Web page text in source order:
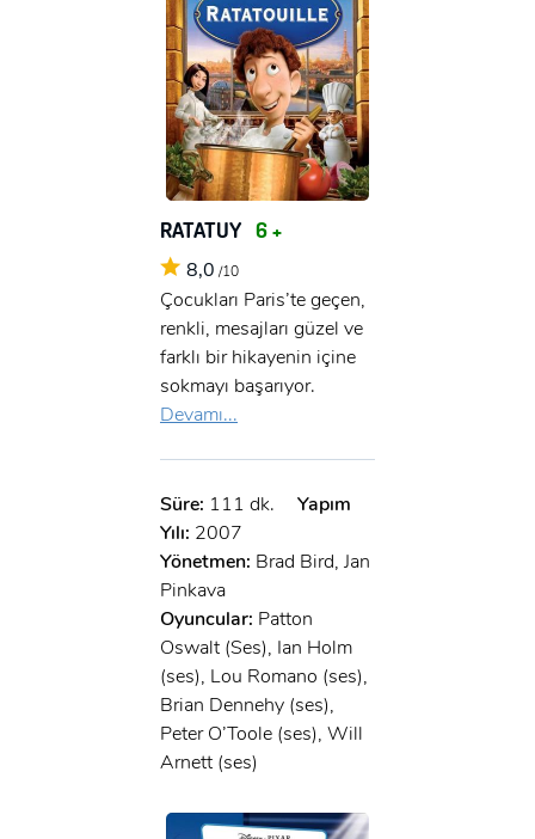
RATATUY 6 +
8,0 /10
Çocukları Paris’te geçen,
renkli, mesajları güzel ve
farklı bir hikayenin içine
sokmayı başarıyor.
Devamı...
Süre: 111 dk.
Yapım
Yılı: 2007
Yönetmen: Brad Bird, Jan
Pinkava
Oyuncular: Patton
Oswalt (Ses), Ian Holm
(ses), Lou Romano (ses),
Brian Dennehy (ses),
Peter O’Toole (ses), Will
Arnett (ses)